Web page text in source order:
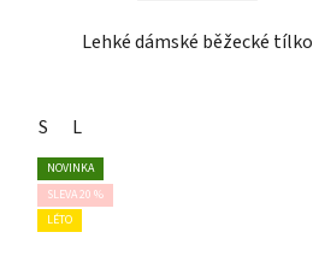
Lehké dámské běžecké tílko
S L
NOVINKA
SLEVA 20 %
LÉTO